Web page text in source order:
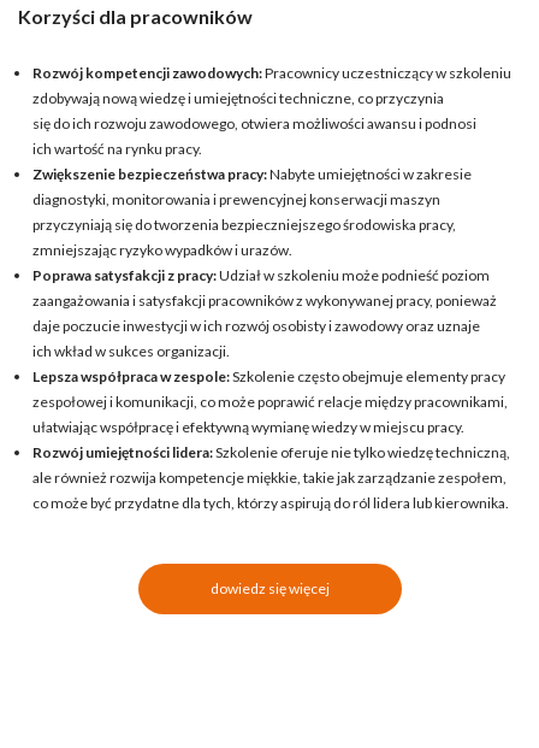
Korzyści dla pracowników
Rozwój kompetencji zawodowych:Pracownicy uczestniczący w szkoleniu
zdobywają nową wiedzę i umiejętności techniczne, co przyczynia
się do ich rozwoju zawodowego, otwiera możliwości awansu i podnosi
ich wartość na rynku pracy.
Zwiększenie bezpieczeństwa pracy:Nabyte umiejętności w zakresie
diagnostyki, monitorowania i prewencyjnej konserwacji maszyn
przyczyniają się do tworzenia bezpieczniejszego środowiska pracy,
zmniejszając ryzyko wypadków i urazów.
Poprawa satysfakcji z pracy:Udział w szkoleniu może podnieść poziom
zaangażowania i satysfakcji pracowników z wykonywanej pracy, ponieważ
daje poczucie inwestycji w ich rozwój osobisty i zawodowy oraz uznaje
ich wkład w sukces organizacji.
Lepsza współpraca w zespole:Szkolenie często obejmuje elementy pracy
zespołowej i komunikacji, co może poprawić relacje między pracownikami,
ułatwiając współpracę i efektywną wymianę wiedzy w miejscu pracy.
Rozwój umiejętności lidera:Szkolenie oferuje nie tylko wiedzę techniczną,
ale również rozwija kompetencje miękkie, takie jak zarządzanie zespołem,
co może być przydatne dla tych, którzy aspirują do ról lidera lub kierownika.
dowiedz się więcej